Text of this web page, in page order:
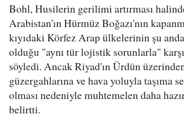
Bohl, Husilerin gerilimi artırması
Arabistan'ın Hürmüz Boğazı'nın
kıyıdaki Körfez Arap ülkelerinin şu anda
olduğu "aynı tür lojistik sorunlarla"
söyledi. Ancak Riyad'ın Ürdün
güzergahlarına ve hava yoluyla taşıma
olması nedeniyle muhtemelen daha
belirtti.